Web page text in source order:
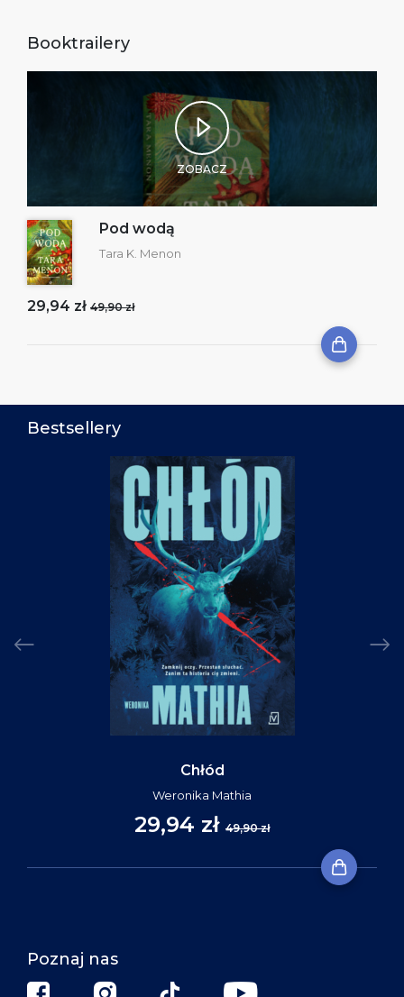
Booktrailery
ZOBACZ
Pod wodą
Tara K. Menon
29,94 zł 49,90 zł
Bestsellery
Chłód
Weronika Mathia
29,94 zł 49,90 zł
Poznaj nas